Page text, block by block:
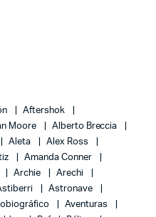
Aftershok
Moore
Alberto Breccia
Aleta
Alex Ross
Amanda Conner
Archie
Arechi
Astronave
Aventuras